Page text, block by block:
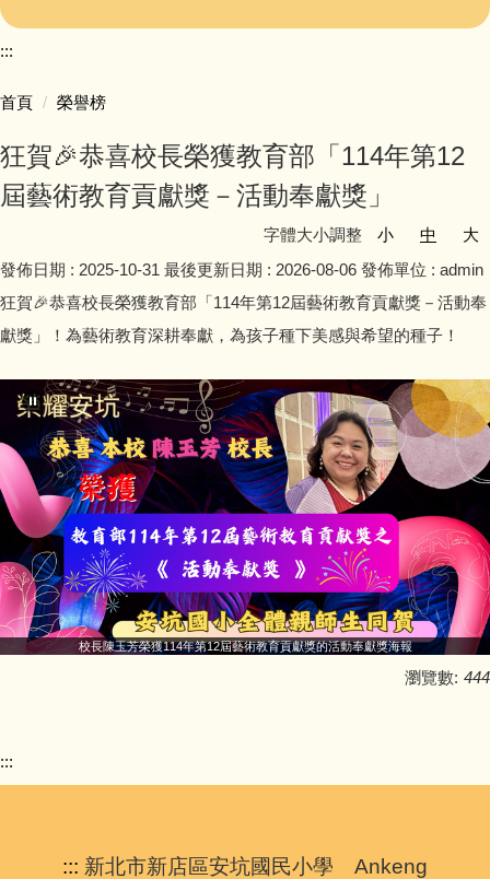
:::
首頁 榮譽榜
狂賀🎉恭喜校長榮獲教育部「114年第12
屆藝術教育貢獻獎－活動奉獻獎」
字體大小調整 小 中
大
發佈日期 : 2025-10-31 最後更新日期 : 2026-08-06 發佈單位 : admin
狂賀🎉恭喜校長榮獲教育部「114年第12屆藝術教育貢獻獎－活動奉
獻獎」！為藝術教育深耕奉獻，為孩子種下美感與希望的種子！
校長陳玉芳榮獲114年第12屆藝術教育貢獻獎的活動奉獻獎海報
瀏覽數: 444
:::
::: 新北市新店區安坑國民小學 Ankeng